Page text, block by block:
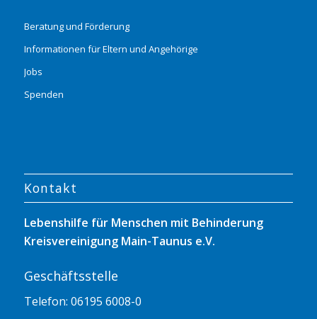
Beratung und Förderung
Informationen für Eltern und Angehörige
Jobs
Spenden
Kontakt
Lebenshilfe für Menschen mit Behinderung
Kreisvereinigung Main-Taunus e.V.
Geschäftsstelle
Telefon: 06195 6008-0